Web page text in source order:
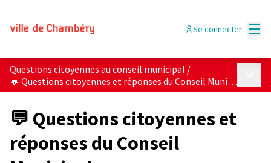
Se connecter
Questions citoyennes au conseil municipal /
💬 Questions citoyennes et réponses du Conseil Municipal
💬 Questions citoyennes et
réponses du Conseil